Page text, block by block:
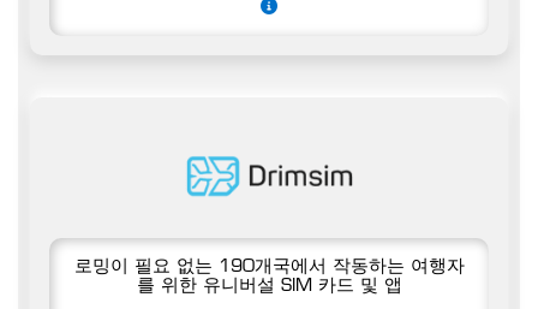
로밍이 필요 없는 190개국에서 작동하는 여행자
를 위한 유니버설 SIM 카드 및 앱